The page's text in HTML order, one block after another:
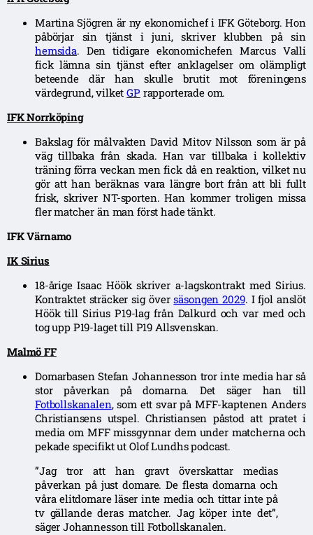
Martina Sjögren är ny ekonomichef i IFK Göteborg. Hon
påbörjar sin tjänst i juni, skriver klubben på sin
hemsida. Den tidigare ekonomichefen Marcus Valli
fick lämna sin tjänst efter anklagelser om olämpligt
beteende där han skulle brutit mot föreningens
värdegrund, vilketGP rapporterade om.
IFK Norrköping
Bakslag för målvakten David Mitov Nilsson som är på
väg tillbaka från skada. Han var tillbaka i kollektiv
träning förra veckan men fick då en reaktion, vilket nu
gör att han beräknas vara längre bort från att bli fullt
frisk, skriver NT-sporten. Han kommer troligen missa
fler matcher än man först hade tänkt.
IFK Värnamo
IK Sirius
18-årige Isaac Höök skriver a-lagskontrakt med Sirius.
Kontraktet sträcker sig översäsongen 2029. I fjol anslöt
Höök till Sirius P19-lag från Dalkurd och var med och
tog upp P19-laget till P19 Allsvenskan.
Malmö FF
Domarbasen Stefan Johannesson tror inte media har så
stor påverkan på domarna. Det säger han till
Fotbollskanalen, som ett svar på MFF-kaptenen Anders
Christiansens utspel. Christiansen påstod att pratet i
media om MFF missgynnar dem under matcherna och
pekade specifikt ut Olof Lundhs podcast.
”Jag tror att han gravt överskattar medias
påverkan på just domare. De flesta domarna och
våra elitdomare läser inte media och tittar inte på
tv gällande deras matcher. Jag köper inte det”,
säger Johannesson till Fotbollskanalen.